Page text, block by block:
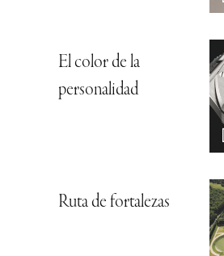
El color de la
personalidad
Ruta de fortalezas